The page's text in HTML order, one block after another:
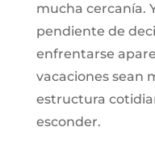
mucha cercanía.
pendiente de
enfrentarse
vacaciones sean
estructura
esconder.